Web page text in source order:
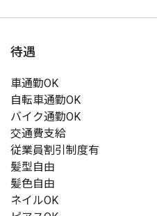
待遇
車通勤OK
自転車通勤OK
バイク通勤OK
交通費支給
従業員割引制度有
髪型自由
髪色自由
ネイルOK